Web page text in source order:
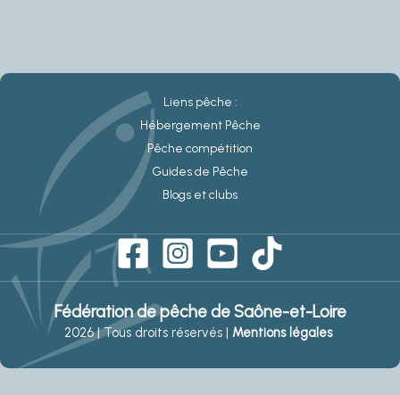
Liens pêche :
Hébergement Pêche
Pêche compétition
Guides de Pêche
Blogs et clubs
Fédération de pêche de Saône-et-Loire
2026 | Tous droits réservés | Mentions légales